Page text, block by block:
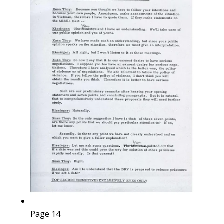
Page 14